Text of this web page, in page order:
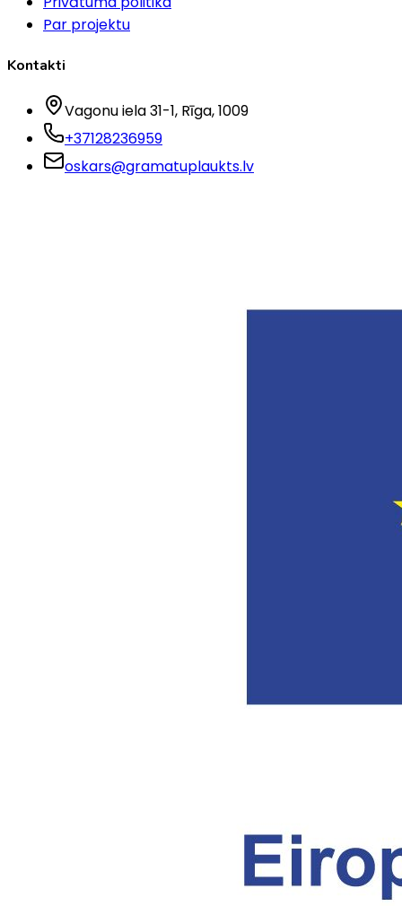
Par projektu
Kontakti
Vagonu iela 31-1, Rīga, 1009
+37128236959
oskars@gramatuplaukts.lv